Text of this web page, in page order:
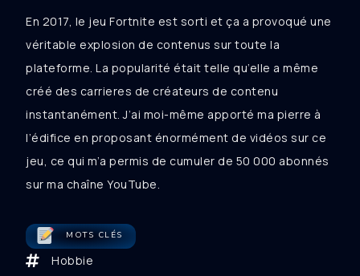
En 2017, le jeu Fortnite est sorti et ça a provoqué une
véritable explosion de contenus sur toute la
plateforme. La popularité était telle qu’elle a même
créé des carrieres de créateurs de contenu
instantanément. J’ai moi-même apporté ma pierre à
l’édifice en proposant énormément de vidéos sur ce
jeu, ce qui m’a permis de cumuler de 50 000 abonnés
sur ma chaîne YouTube.
MOTS CLÉS
Hobbie